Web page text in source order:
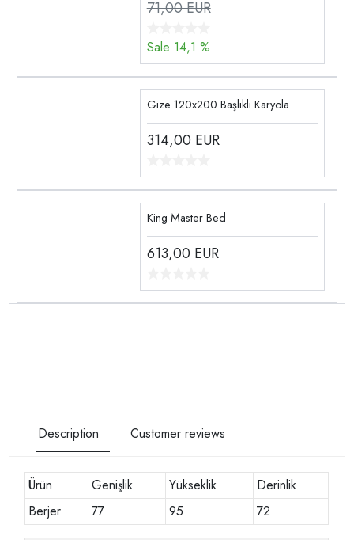
71,00 EUR
Sale 14,1 %
Gize 120x200 Başlıklı Karyola
314,00 EUR
King Master Bed
613,00 EUR
Description Customer reviews
Ürün Genişlik Yükseklik
Derinlik
Berjer
77 95 72